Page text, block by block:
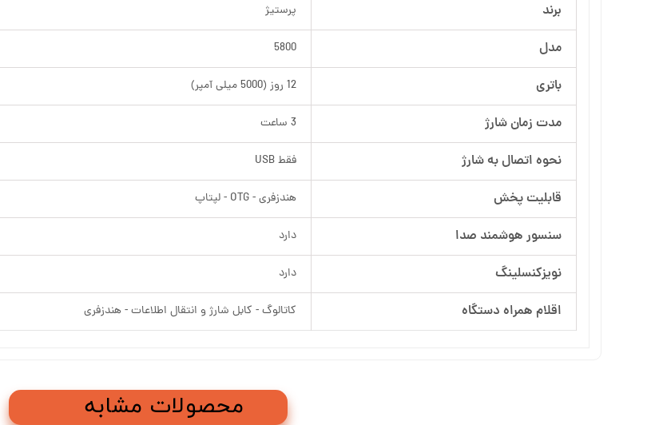
برند پرستیژ
مدل 5800
باتری 12 روز (5000 میلی آمپر)
مدت زمان شارژ 3 ساعت
نحوه اتصال به شارژ فقط USB
قابلیت پخش هندزفری - OTG - لپتاپ
سنسور هوشمند صدا دارد
نویزکنسلینگ دارد
اقلام همراه دستگاه کاتالوگ - کابل شارژ و انتقال اطلاعات - هندزفری
محصولات مشابه